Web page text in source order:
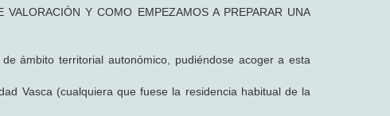
Y COMO EMPEZAMOS A PREPARAR UNA
ámbito territorial autonómico, pudiéndose acoger a esta
Vasca (cualquiera que fuese la residencia habitual de la